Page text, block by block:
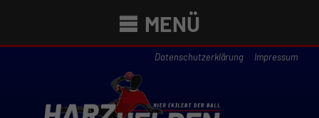
MENÜ
Datenschutzerklärung Impressum